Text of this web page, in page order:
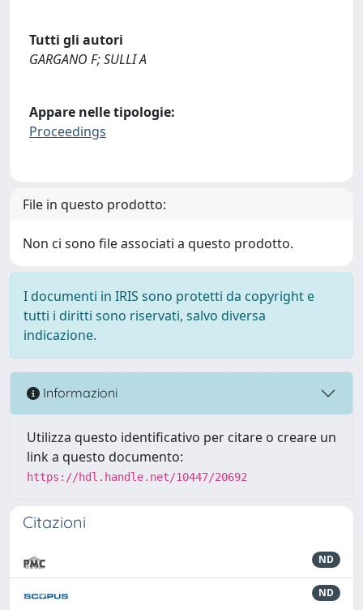
Tutti gli autori
GARGANO F; SULLI A
Appare nelle tipologie:
Proceedings
File in questo prodotto:
Non ci sono file associati a questo prodotto.
I documenti in IRIS sono protetti da copyright e
tutti i diritti sono riservati, salvo diversa
indicazione.
Informazioni
Utilizza questo identificativo per citare o creare un
link a questo documento:
https://hdl.handle.net/10447/20692
Citazioni
ND
ND